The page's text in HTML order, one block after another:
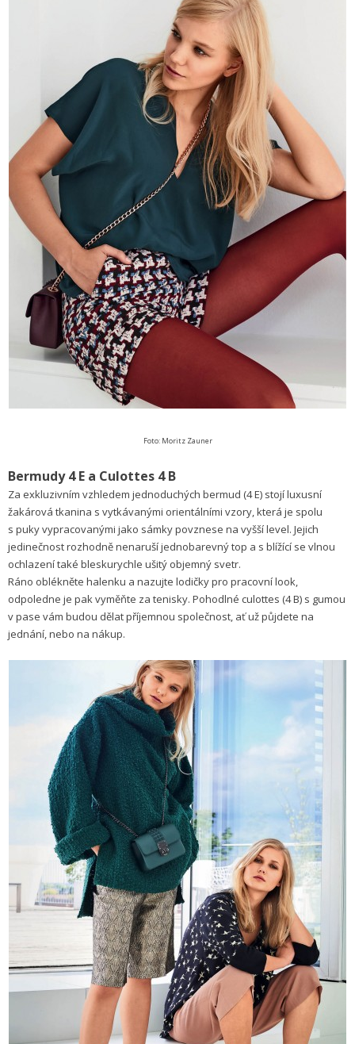
Foto: Moritz Zauner
Bermudy 4 E a Culottes 4 B
Za exkluzivním vzhledem jednoduchých bermud (4 E) stojí luxusní
žakárová tkanina s vytkávanými orientálními vzory, která je spolu
s puky vypracovanými jako sámky povznese na vyšší level. Jejich
jedinečnost rozhodně nenaruší jednobarevný top a s blížící se vlnou
ochlazení také bleskurychle ušitý objemný svetr.
Ráno oblékněte halenku a nazujte lodičky pro pracovní look,
odpoledne je pak vyměňte za tenisky. Pohodlné culottes (4 B) s gumou
v pase vám budou dělat příjemnou společnost, ať už půjdete na
jednání, nebo na nákup.